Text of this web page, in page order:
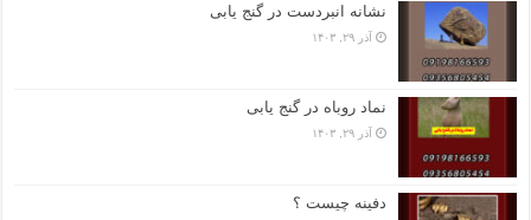
نشانه انبردست در گنج یابی
آذر ۲۹, ۱۴۰۳
نماد روباه در گنج یابی
آذر ۲۹, ۱۴۰۳
دفینه چیست ؟